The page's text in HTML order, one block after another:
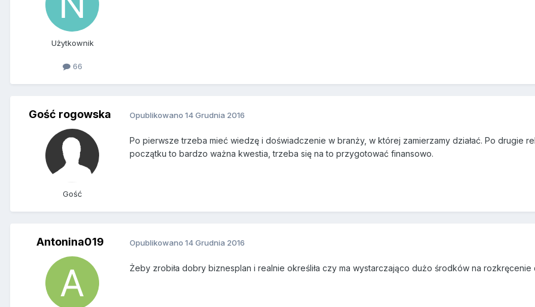
Użytkownik
66
Gość rogowska
Gość
Opublikowano 14 Grudnia 2016
Po pierwsze trzeba mieć wiedzę i doświadczenie w branży, w której zamierzamy działać. Po drugie
początku to bardzo ważna kwestia, trzeba się na to przygotować finansowo.
Antonina019 Opublikowano 14 Grudnia 2016
Żeby zrobiła dobry biznesplan i realnie określiła czy ma wystarczająco dużo środków na rozkręcenie